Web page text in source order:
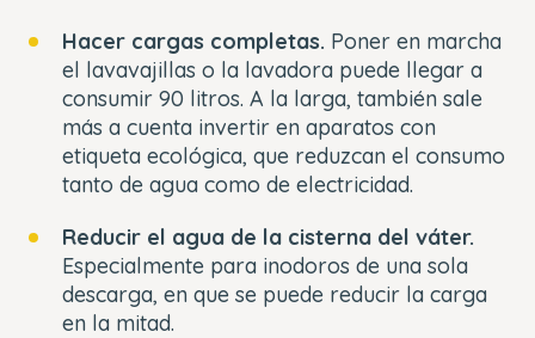
Hacer cargas completas. Poner en marcha
el lavavajillas o la lavadora puede llegar a
consumir 90 litros. A la larga, también sale
más a cuenta invertir en aparatos con
etiqueta ecológica, que reduzcan el consumo
tanto de agua como de electricidad.
Reducir el agua de la cisterna del váter.
Especialmente para inodoros de una sola
descarga, en que se puede reducir la carga
en la mitad.